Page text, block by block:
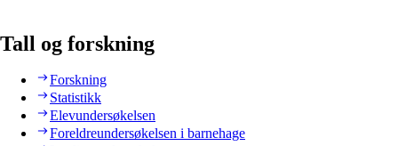
Tall og forskning
Forskning
Statistikk
Elevundersøkelsen
Foreldreundersøkelsen i barnehage